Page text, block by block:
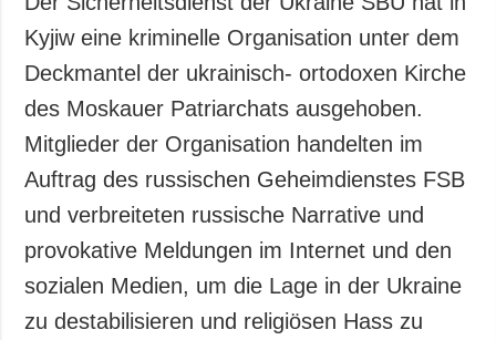
Gesellschaft und
Kultur
Sport
Kriminalität
Notstand und
Notfälle
ZUSÄTZLICH
Veröffentlichungen
Interview
Fotos
LEISTUNGEN
Abonnement
Fotobank
Kyjiw eine kriminelle Organisation unter dem
Deckmantel der ukrainisch- ortodoxen Kirche
des Moskauer Patriarchats ausgehoben.
Mitglieder der Organisation handelten im
Auftrag des russischen Geheimdienstes FSB
und verbreiteten russische Narrative und
provokative Meldungen im Internet und den
sozialen Medien, um die Lage in der Ukraine
zu destabilisieren und religiösen Hass zu